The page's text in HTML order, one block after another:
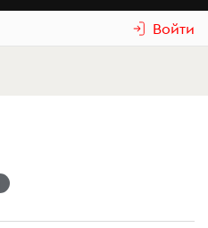
Войти